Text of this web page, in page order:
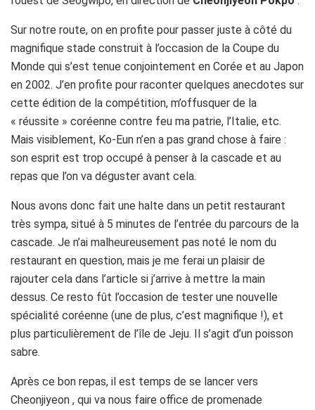
Sur notre route, on en profite pour passer juste à côté du
magnifique stade construit à l’occasion de la Coupe du
Monde qui s’est tenue conjointement en Corée et au Japon
en 2002. J’en profite pour raconter quelques anecdotes sur
cette édition de la compétition, m’offusquer de la
« réussite » coréenne contre feu ma patrie, l’Italie, etc.
Mais visiblement, Ko-Eun n’en a pas grand chose à faire :
son esprit est trop occupé à penser à la cascade et au
repas que l’on va déguster avant cela.
Nous avons donc fait une halte dans un petit restaurant
très sympa, situé à 5 minutes de l’entrée du parcours de la
cascade. Je n’ai malheureusement pas noté le nom du
restaurant en question, mais je me ferai un plaisir de
rajouter cela dans l’article si j’arrive à mettre la main
dessus. Ce resto fût l’occasion de tester une nouvelle
spécialité coréenne (une de plus, c’est magnifique !), et
plus particulièrement de l’île de Jeju. Il s’agit d’un poisson
sabre.
Après ce bon repas, il est temps de se lancer vers
Cheonjiyeon , qui va nous faire office de promenade